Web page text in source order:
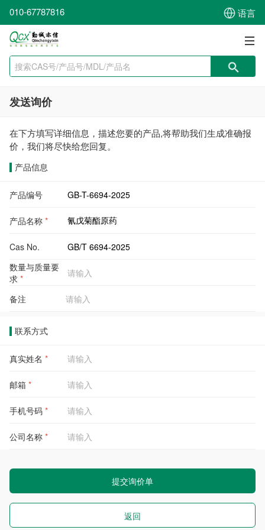
010-67787816 语言
发送询价
在下方填写详细信息，描述您要的产品,将帮助我们生成准确报
价，我们将尽快给您回复。
产品信息
产品编号
产品名称 *
Cas No.
数量与质量要
求 *
备注
联系方式
真实姓名 *
邮箱 *
手机号码 *
公司名称 *
提交询价单
返回